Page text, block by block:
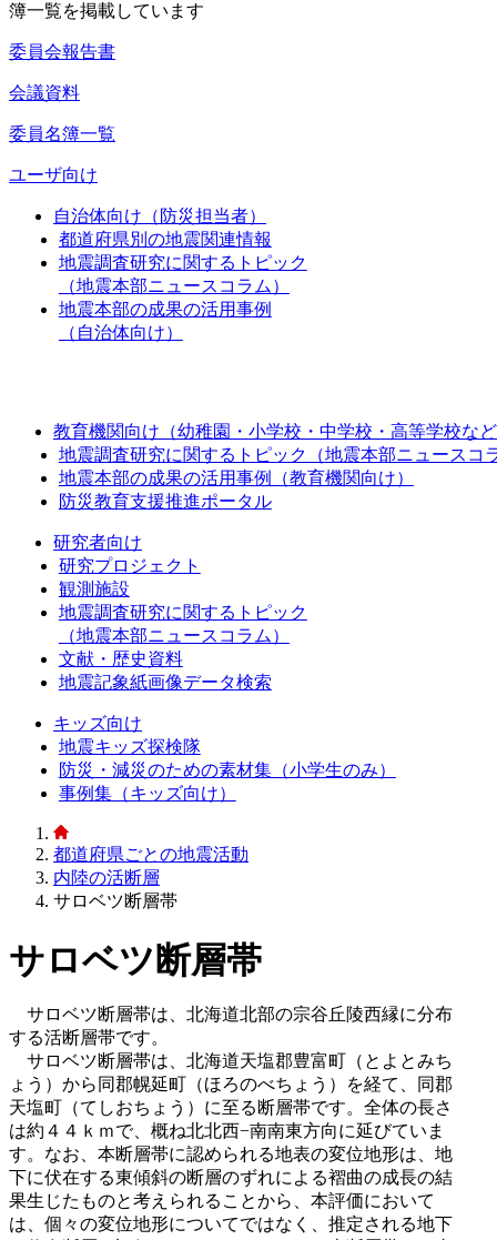
簿一覧を掲載しています
委員会報告書
会議資料
委員名簿一覧
ユーザ向け
自治体向け（防災担当者）
都道府県別の地震関連情報
地震調査研究に関するトピック
（地震本部ニュースコラム）
地震本部の成果の活用事例
（自治体向け）
教育機関向け（幼稚園・小学校・中学校・高等学校な
地震調査研究に関するトピック（地震本部ニュースコ
地震本部の成果の活用事例（教育機関向け）
防災教育支援推進ポータル
研究者向け
研究プロジェクト
観測施設
地震調査研究に関するトピック
（地震本部ニュースコラム）
文献・歴史資料
地震記象紙画像データ検索
キッズ向け
地震キッズ探検隊
防災・減災のための素材集（小学生のみ）
事例集（キッズ向け）
都道府県ごとの地震活動
内陸の活断層
サロベツ断層帯
サロベツ断層帯
サロベツ断層帯は、北海道北部の宗谷丘陵西縁に分布
する活断層帯です。
サロベツ断層帯は、北海道天塩郡豊富町（とよとみち
ょう）から同郡幌延町（ほろのべちょう）を経て、同郡
天塩町（てしおちょう）に至る断層帯です。全体の長さ
は約４４ｋｍで、概ね北北西−南南東方向に延びていま
す。なお、本断層帯に認められる地表の変位地形は、地
下に伏在する東傾斜の断層のずれによる褶曲の成長の結
果生じたものと考えられることから、本評価において
は、個々の変位地形についてではなく、推定される地下